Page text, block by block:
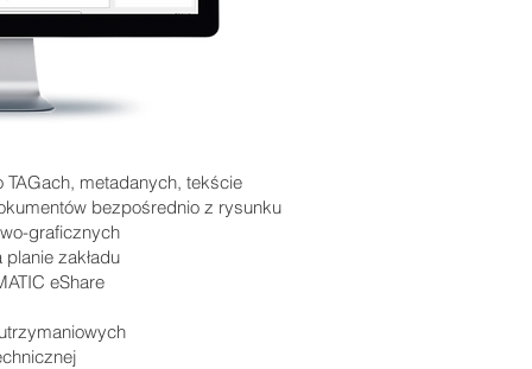
metadanych, tekście
bezpośrednio z rysunku
graficznych
zakładu
eShare